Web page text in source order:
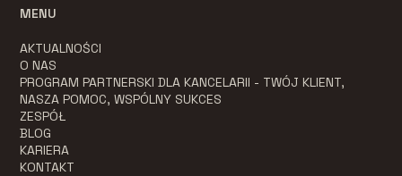
MENU
AKTUALNOŚCI
O NAS
PROGRAM PARTNERSKI DLA KANCELARII - TWÓJ KLIENT,
NASZA POMOC, WSPÓLNY SUKCES
ZESPÓŁ
BLOG
KARIERA
KONTAKT